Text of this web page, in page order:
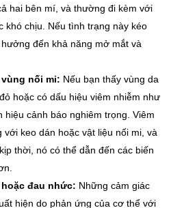
hai bên mí, và thường đi kèm với
khó chịu. Nếu tình trạng này kéo
đến khả năng mở mắt và
nối mi: Nếu bạn thấy vùng da
hoặc có dấu hiệu viêm nhiễm như
hiệu cảnh báo nghiêm trọng. Viêm
với keo dán hoặc vật liệu nối mi, và
thời, nó có thể dẫn đến các biến
đau nhức: Những cảm giác
hiện do phản ứng của cơ thể với